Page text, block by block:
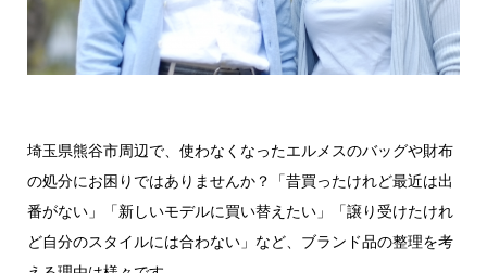
埼玉県熊谷市周辺で、使わなくなったエルメスのバッグや財布
の処分にお困りではありませんか？「昔買ったけれど最近は出
番がない」「新しいモデルに買い替えたい」「譲り受けたけれ
ど自分のスタイルには合わない」など、ブランド品の整理を考